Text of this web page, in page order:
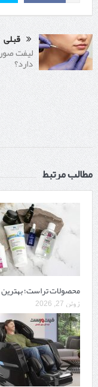
قبلی
لیفت
دارد؟
مطالب مرتبط
محصولات تراست؛
ژوئن 27, 2026